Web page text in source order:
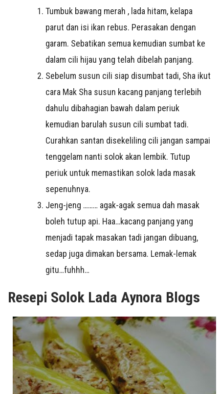
Tumbuk bawang merah , lada hitam, kelapa
parut dan isi ikan rebus. Perasakan dengan
garam. Sebatikan semua kemudian sumbat ke
dalam cili hijau yang telah dibelah panjang.
Sebelum susun cili siap disumbat tadi, Sha ikut
cara Mak Sha susun kacang panjang terlebih
dahulu dibahagian bawah dalam periuk
kemudian barulah susun cili sumbat tadi.
Curahkan santan disekeliling cili jangan sampai
tenggelam nanti solok akan lembik. Tutup
periuk untuk memastikan solok lada masak
sepenuhnya.
Jeng-jeng ……… agak-agak semua dah masak
boleh tutup api. Haa…kacang panjang yang
menjadi tapak masakan tadi jangan dibuang,
sedap juga dimakan bersama. Lemak-lemak
gitu…fuhhh…
Resepi Solok Lada Aynora Blogs